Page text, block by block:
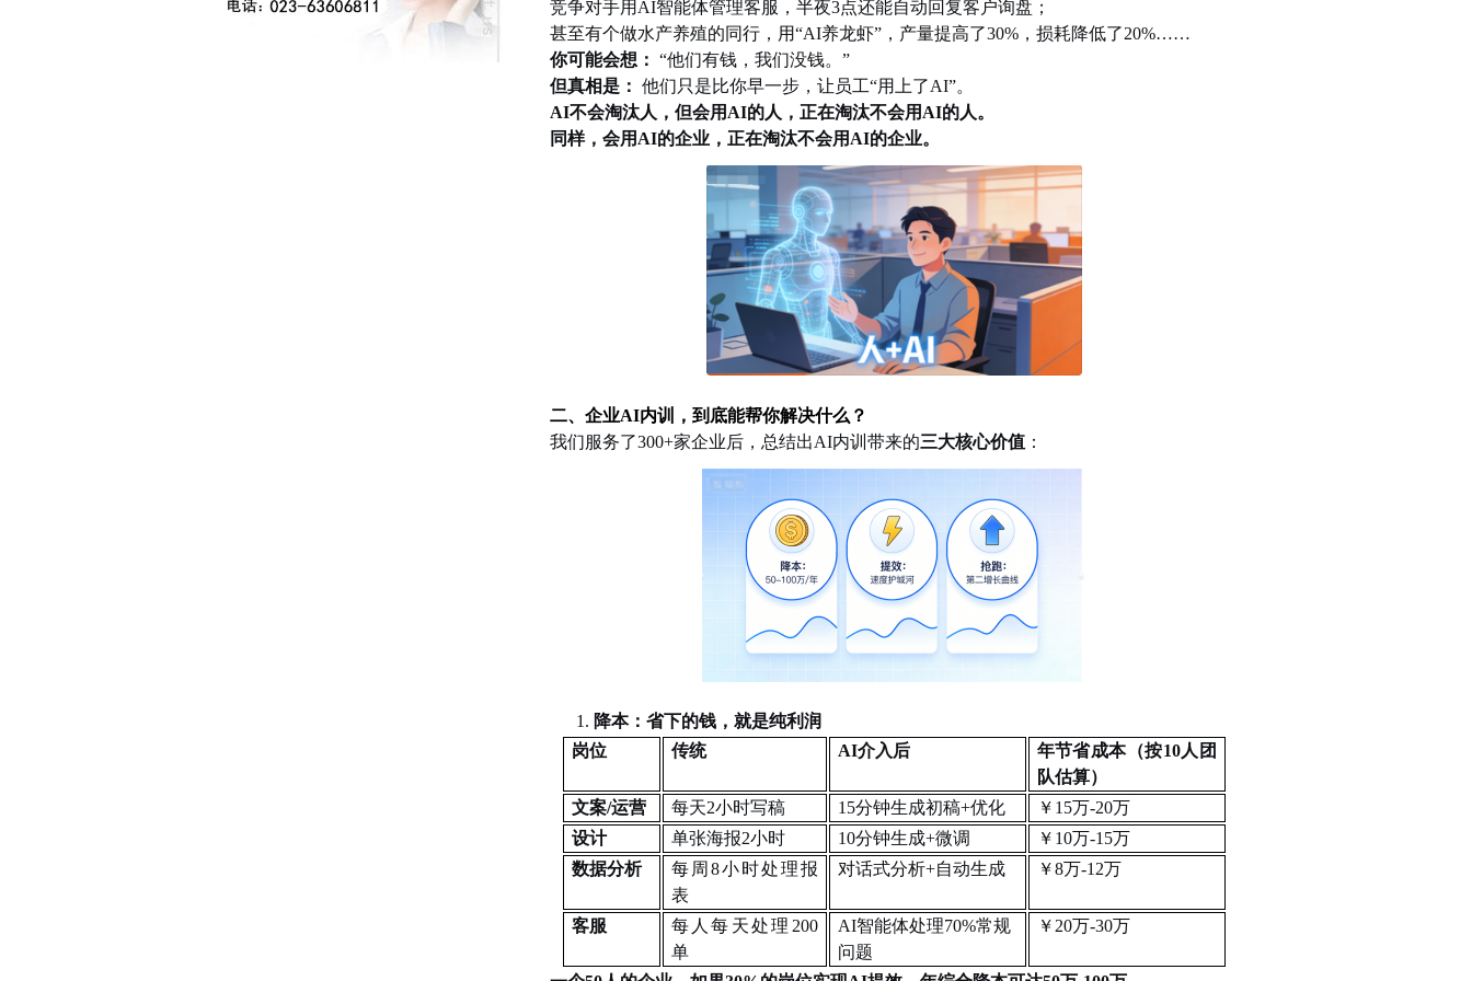
竞争对手用 AI智能体管理客服，半夜3点还能自动回复客户询盘；
甚至有个做水产养殖的同行，用“AI养龙虾”，产量提高了30%，损耗降低了20%……
你可能会想： “他们有钱，我们没钱。”
但真相是： 他们只是比你早一步，让员工“用上了AI”。
AI不会淘汰人，但会用AI的人，正在淘汰不会用AI的人。
同样，会用 AI的企业，正在淘汰不会用AI的企业。
二、企业AI内训，到底能帮你解决什么？
我们服务了300+家企业后，总结出AI内训带来的三大核心价值：
1. 降本：省下的钱，就是纯利润
岗位
传统 AI介入后 年节省成本（按10人团
队估算）
文案/运营 每天2小时写稿 15分钟生成初稿+优化
￥15万-20万
设计
单张海报2小时 10分钟生成+微调
￥10万-15万
数据分析
每周 8小时处理报
表
对话式分析+自动生成 ￥8万-12万
客服 每人每天处理 200
单
AI智能体处理70%常规
问题
￥20万-30万